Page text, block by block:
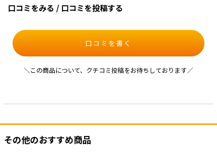
口コミをみる / 口コミを投稿する
口コミを書く
＼この商品について、クチコミ投稿をお待ちしております／
その他のおすすめ商品